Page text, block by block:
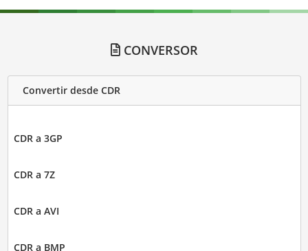
CONVERSOR
Convertir desde CDR
CDR a 3GP
CDR a 7Z
CDR a AVI
CDR a BMP